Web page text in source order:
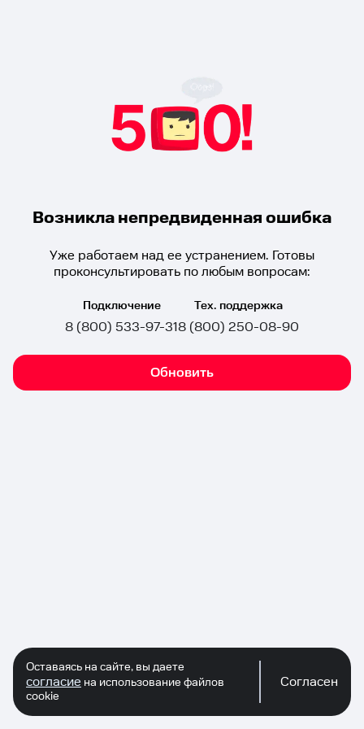
Возникла непредвиденная ошибка
Уже работаем над ее устранением. Готовы
проконсультировать по любым вопросам:
Подключение
8 (800) 533-97-31
Тех. поддержка
8 (800) 250-08-90
Обновить
Оставаясь на сайте, вы даете
согласие на использование файлов
cookie
Согласен